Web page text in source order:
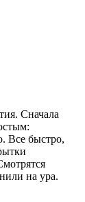
Сначала
Все быстро,
на ура.